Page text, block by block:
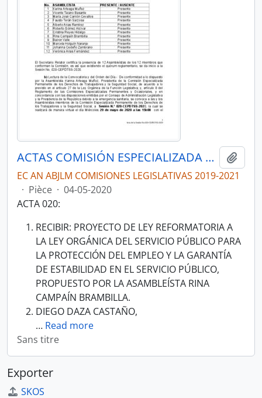
ACTAS COMISIÓN ESPECIALIZADA PERMANENTE DEL DERECHO AL TRABAJO Y A LA SEGURIDAD SOCIAL
EC AN ABJLM COMISIONES LEGISLATIVAS 2019-2021
· Pièce · 04-05-2020
ACTA 020:
RECIBIR: PROYECTO DE LEY REFORMATORIA A
LA LEY ORGÁNICA DEL SERVICIO PÚBLICO PARA
LA PROTECCIÓN DEL EMPLEO Y LA GARANTÍA
DE ESTABILIDAD EN EL SERVICIO PÚBLICO,
PROPUESTO POR LA ASAMBLEÍSTA RINA
CAMPAÍN BRAMBILLA.
DIEGO DAZA CASTAÑO,
… Read more
Sans titre
Exporter
SKOS